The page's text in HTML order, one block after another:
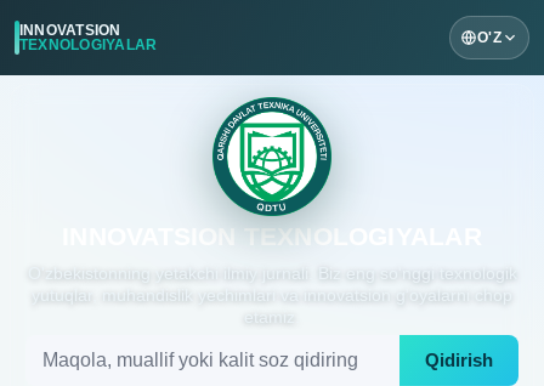
INNOVATSION
TEXNOLOGIYALAR
O'Z
INNOVATSION TEXNOLOGIYALAR
O'zbekistonning yetakchi ilmiy jurnali. Biz eng so'nggi texnologik
yutuqlar, muhandislik yechimlari va innovatsion g'oyalarni chop
etamiz.
Qidirish